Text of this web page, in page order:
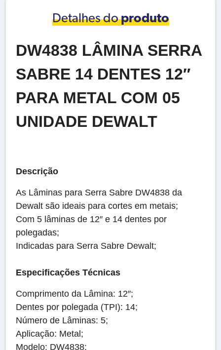
Detalhes doproduto
DW4838 LÂMINA SERRA
SABRE 14 DENTES 12″
PARA METAL COM 05
UNIDADE DEWALT
Descrição
As Lâminas para Serra Sabre DW4838 da
Dewalt são ideais para cortes em metais;
Com 5 lâminas de 12″ e 14 dentes por
polegadas;
Indicadas para Serra Sabre Dewalt;
Especificações Técnicas
Comprimento da Lâmina: 12″;
Dentes por polegada (TPI): 14;
Número de Lâminas: 5;
Aplicação: Metal;
Modelo: DW4838;